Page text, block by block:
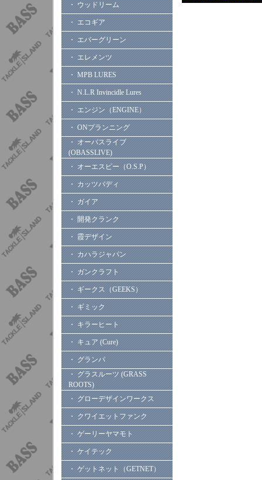
・ ウッドリーム
・ エコギア
・ エバーグリーン
・ エレメンツ
・ MPB LURES
・ N.L.R Invincidle Lures
・ エンジン（ENGINE）
・ ONプランニング
・ オーバスライブ
(OBASSLIVE)
・ オーエスピー（O.S.P）
・ カッツバディ
・ ガイア
・ 開発クランク
・ 霞デザイン
・ カハラジャパン
・ ガンクラフト
・ ギークス（GEEKS）
・ ギミック
・ キラーヒート
・ キュア (Cure)
・ グランパ
・ グラスルーツ (GRASS
ROOTS)
・ グローデザインワークス
・ クワイエットファンク
・ ゲーリーヤマモト
・ ケイテック
・ ゲットネット（GETNET）